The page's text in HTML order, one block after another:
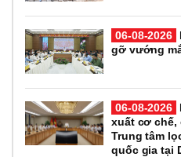
06-08-2026
gỡ vướng
06-08-2026
xuất cơ chế,
Trung tâm
quốc gia tại